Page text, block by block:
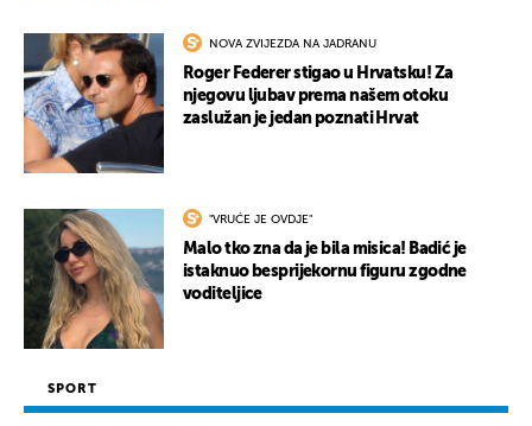
NOVA ZVIJEZDA NA JADRANU
Roger Federer stigao u Hrvatsku! Za
njegovu ljubav prema našem otoku
zaslužan je jedan poznati Hrvat
"VRUĆE JE OVDJE"
Malo tko zna da je bila misica! Badić je
istaknuo besprijekornu figuru zgodne
voditeljice
SPORT